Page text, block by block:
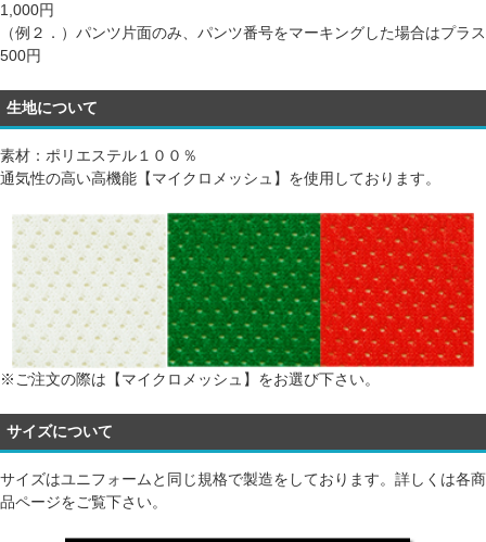
1,000円
（例２．）パンツ片面のみ、パンツ番号をマーキングした場合はプラス
500円
生地について
素材：ポリエステル１００％
通気性の高い高機能【マイクロメッシュ】を使用しております。
※ご注文の際は【マイクロメッシュ】をお選び下さい。
サイズについて
サイズはユニフォームと同じ規格で製造をしております。詳しくは各商
品ページをご覧下さい。